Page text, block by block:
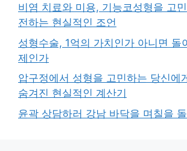
비염 치료와 미용, 기능코성형을 고
전하는 현실적인 조언
성형수술, 1억의 가치인가 아니면 돌
제인가
압구정에서 성형을 고민하는 당신에
숨겨진 현실적인 계산기
윤곽 상담하러 강남 바닥을 며칠을